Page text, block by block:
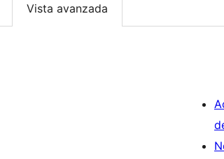
Vista avanzada